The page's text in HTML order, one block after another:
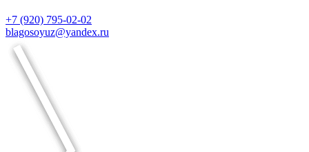
+7 (920) 795-02-02
blagosoyuz@yandex.ru